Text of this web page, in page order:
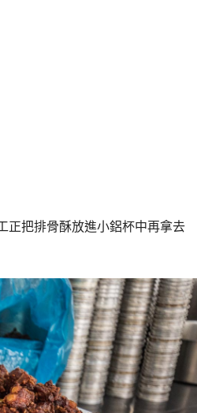
正把排骨酥放進小鋁杯中再拿去